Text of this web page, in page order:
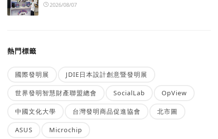
2026/08/07
熱門標籤
國際發明展 JDIE日本設計創意暨發明展
世界發明智慧財產聯盟總會 SocialLab OpView
中國文化大學 台灣發明商品促進協會 北市圖
ASUS Microchip